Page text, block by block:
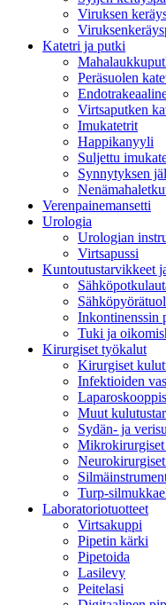
Viruksen
Katetri ja putki
Peräsuolen
Virtsaputken
Imukatetrit
Happikanyyli
Suljettu
Synnytyksen
Verenpainemansetti
Urologia
Urologian
Virtsapussi
Kuntoutustarvikkeet
Inkontinenssin
Tuki ja
Kirurgiset työkalut
Kirurgiset
Infektioiden
Muut
Sydän- ja
Turp-
Laboratoriotuotteet
Virtsakuppi
Pipetin kärki
Pipetoida
Lasilevy
Peitelasi